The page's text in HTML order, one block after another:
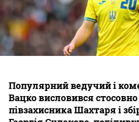
Казино
Популярний ведучий і
Вацко висловився
півзахисника Шахтаря і